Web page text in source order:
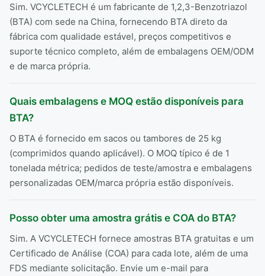
Sim. VCYCLETECH é um fabricante de 1,2,3-Benzotriazol
(BTA) com sede na China, fornecendo BTA direto da
fábrica com qualidade estável, preços competitivos e
suporte técnico completo, além de embalagens OEM/ODM
e de marca própria.
Quais embalagens e MOQ estão disponíveis para
BTA?
O BTA é fornecido em sacos ou tambores de 25 kg
(comprimidos quando aplicável). O MOQ típico é de 1
tonelada métrica; pedidos de teste/amostra e embalagens
personalizadas OEM/marca própria estão disponíveis.
Posso obter uma amostra grátis e COA do BTA?
Sim. A VCYCLETECH fornece amostras BTA gratuitas e um
Certificado de Análise (COA) para cada lote, além de uma
FDS mediante solicitação. Envie um e-mail para